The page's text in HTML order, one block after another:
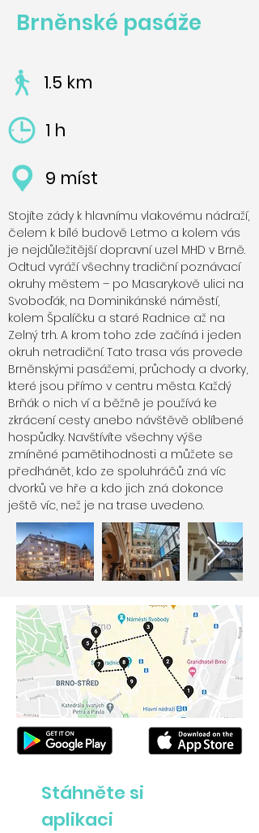
Brněnské pasáže
1.5 km
1 h
9 míst
Stojíte zády k hlavnímu vlakovému nádraží,
čelem k bílé budově Letmo a kolem vás
je nejdůležitější dopravní uzel MHD v Brně.
Odtud vyráží všechny tradiční poznávací
okruhy městem – po Masarykově ulici na
Svoboďák, na Dominikánské náměstí,
kolem Špalíčku a staré Radnice až na
Zelný trh. A krom toho zde začíná i jeden
okruh netradiční. Tato trasa vás provede
Brněnskými pasážemi, průchody a dvorky,
které jsou přímo v centru města. Každý
Brňák o nich ví a běžně je používá ke
zkrácení cesty anebo návštěvě oblíbené
hospůdky. Navštívíte všechny výše
zmíněné pamětihodnosti a můžete se
předhánět, kdo ze spoluhráčů zná víc
dvorků ve hře a kdo jich zná dokonce
ještě víc, než je na trase uvedeno.
Stáhněte si
aplikaci